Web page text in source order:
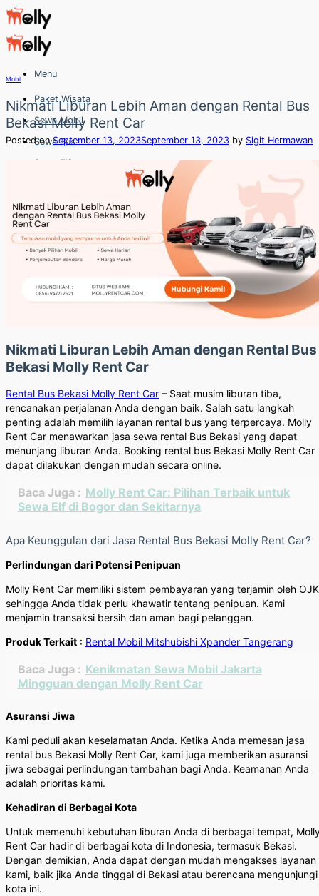
Skip
to
content
Menu
Paket Wisata
Sewa Mobil
Sewa Bus
Sewa Elf
Hubungi
Hubungi
Mobil
Nikmati Liburan Lebih Aman dengan Rental Bus
Bekasi Molly Rent Car
Posted onSeptember 13, 2023September 13, 2023 by Sigit Hermawan
Nikmati Liburan Lebih Aman dengan Rental Bus
Bekasi Molly Rent Car
Rental Bus Bekasi Molly Rent Car – Saat musim liburan tiba,
rencanakan perjalanan Anda dengan baik. Salah satu langkah
penting adalah memilih layanan rental bus yang terpercaya. Molly
Rent Car menawarkan jasa sewa rental Bus Bekasi yang dapat
menunjang liburan Anda. Booking rental bus Bekasi Molly Rent Car
dapat dilakukan dengan mudah secara online.
Baca Juga : Molly Rent Car: Pilihan Terbaik untuk
Sewa Elf di Bogor dan Sekitarnya
Apa Keunggulan dari Jasa Rental Bus Bekasi Molly Rent Car?
Perlindungan dari Potensi Penipuan
Molly Rent Car memiliki sistem pembayaran yang terjamin oleh
sehingga Anda tidak perlu khawatir tentang penipuan. Kami
menjamin transaksi bersih dan aman bagi pelanggan.
Produk Terkait : Rental Mobil Mitshubishi Xpander Tangerang
Baca Juga : Kenikmatan Sewa Mobil Jakarta
Mingguan dengan Molly Rent Car
Asuransi Jiwa
Kami peduli akan keselamatan Anda. Ketika Anda memesan jasa
rental bus Bekasi Molly Rent Car, kami juga memberikan asuransi
jiwa sebagai perlindungan tambahan bagi Anda. Keamanan Anda
adalah prioritas kami.
Kehadiran di Berbagai Kota
Untuk memenuhi kebutuhan liburan Anda di berbagai tempat,
Rent Car hadir di berbagai kota di Indonesia, termasuk Bekasi.
Dengan demikian, Anda dapat dengan mudah mengakses layanan
kami, baik jika Anda tinggal di Bekasi atau berencana mengunjungi
kota ini.